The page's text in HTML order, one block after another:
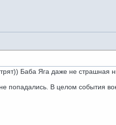
Баба Яга даже не страшная
попадались. В целом события